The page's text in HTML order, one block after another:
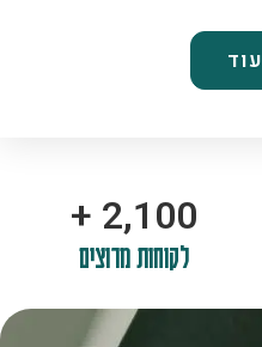
2,100
+
לקוחות מרוצים